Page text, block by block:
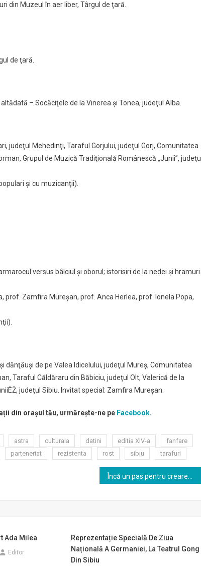
din Muzeul în aer liber, Târgul de ţară.
de ţară.
– Socăciţele de la Vinerea şi Tonea, judeţul Alba.
judeţul Mehedinţi, Taraful Gorjului, judeţul Gorj, Comunitatea
Grupul de Muzică Tradiţională Românescă „Junii”, judeţul
şi cu muzicanţii).
versus bâlciul şi oborul; istorisiri de la nedei şi hramuri.
prof. Zamfira Mureşan, prof. Anca Herlea, prof. Ionela Popa,
de pe Valea Idicelului, judeţul Mureş, Comunitatea
Taraful Căldăraru din Băbiciu, judeţul Olt, Valerică de la
judeţul Sibiu. Invitat special: Zamfira Mureşan.
din orașul tău, urmărește-ne pe Facebook.
astra culturala datini editia XIV-a
fanfare
parteneriat rezistenta rost sibiu tarafuri
Ada Milea
Editor
Reprezentație Specială De Ziua
Națională A Germaniei, La Teatrul Gong
Din Sibiu